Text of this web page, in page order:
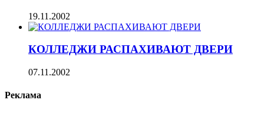
19.11.2002
КОЛЛЕДЖИ РАСПАХИВАЮТ ДВЕРИ
07.11.2002
Реклама